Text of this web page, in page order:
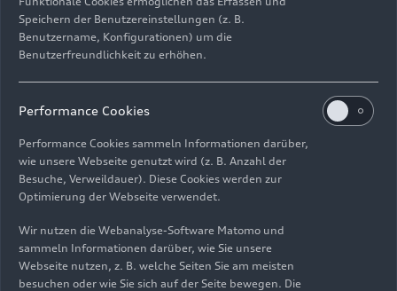
Speichern der Benutzereinstellungen (z. B.
Benutzername, Konfigurationen) um die
Benutzerfreundlichkeit zu erhöhen.
Performance Cookies
Performance Cookies sammeln Informationen darüber,
wie unsere Webseite genutzt wird (z. B. Anzahl der
Besuche, Verweildauer). Diese Cookies werden zur
Optimierung der Webseite verwendet.
Wir nutzen die Webanalyse-Software Matomo und
sammeln Informationen darüber, wie Sie unsere
Webseite nutzen, z. B. welche Seiten Sie am meisten
besuchen oder wie Sie sich auf der Seite bewegen. Die